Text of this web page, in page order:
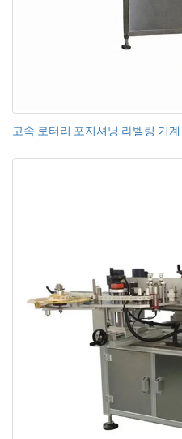
고속 로터리 포지셔닝 라벨링 기계